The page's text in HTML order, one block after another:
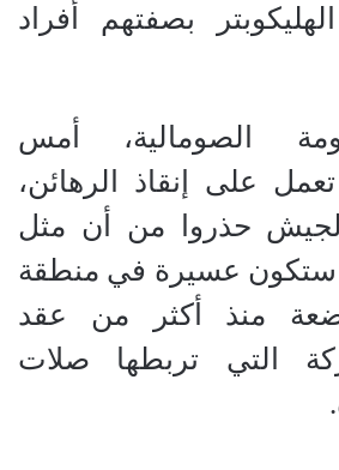
بصفتهم أفراد
الصومالية، أمس
على إنقاذ الرهائن،
حذروا من أن مثل
ستكون عسيرة في منطقة
منذ أكثر من عقد
التي تربطها صلات